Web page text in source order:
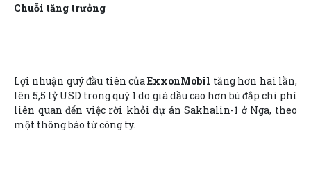
Chuỗi tăng trưởng
Lợi nhuận quý đầu tiên củaExxonMobil tăng hơn hai lần,
lên 5,5 tỷ USD trong quý 1 do giá dầu cao hơn bù đắp chi phí
liên quan đến việc rời khỏi dự án Sakhalin-1 ở Nga, theo
một thông báo từ công ty.